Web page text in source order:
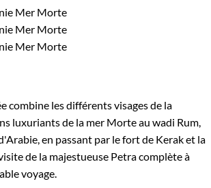
combine les différents visages de la
luxuriants de la mer Morte au wadi Rum,
en passant par le fort de Kerak et la
de la majestueuse Petra complète à
voyage.